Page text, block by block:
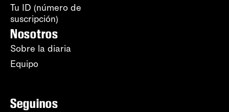
Tu ID (número de
suscripción)
Nosotros
Sobre la diaria
Equipo
Seguinos